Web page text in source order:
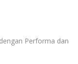
Performa dan